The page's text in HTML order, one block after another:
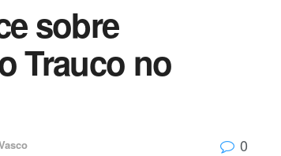
sobre
Trauco no
0